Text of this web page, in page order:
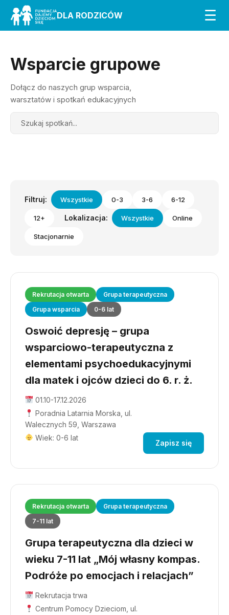
DLA RODZICÓW ☰
Wsparcie grupowe
Dołącz do naszych grup wsparcia,
warsztatów i spotkań edukacyjnych
Search
Filtruj: Wszystkie 0-3 3-6 6-12
12+ Lokalizacja: Wszystkie Online
Stacjonarnie
Rekrutacja otwarta
Grupa terapeutyczna
Grupa wsparcia
0-6 lat
Oswoić depresję – grupa
wsparciowo-terapeutyczna z
elementami psychoedukacyjnymi
dla matek i ojców dzieci do 6. r. ż.
01.10-17.12.2026
Poradnia Latarnia Morska, ul.
Walecznych 59, Warszawa
Wiek: 0-6 lat
Zapisz się
Rekrutacja otwarta
Grupa terapeutyczna
7-11 lat
Grupa terapeutyczna dla dzieci w
wieku 7-11 lat „Mój własny kompas.
Podróże po emocjach i relacjach”
Rekrutacja trwa
Centrum Pomocy Dzieciom, ul.